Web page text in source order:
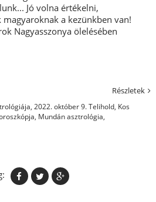
Jó volna értékelni,
a kezünkben van!
Nagyasszonya ölelésében
Részletek
, 2022. október 9. Telihold, Kos
, Mundán asztrológia,